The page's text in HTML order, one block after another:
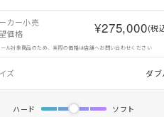
カー小売
価格
¥275,000(税
ル対象商品のため、実際の価格は店舗へお問い合わせください
ズ ダブ
ハード
ソフト